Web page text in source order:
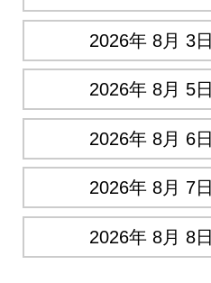
2026年 8月 3
2026年 8月 5
2026年 8月 6
2026年 8月 7
2026年 8月 8